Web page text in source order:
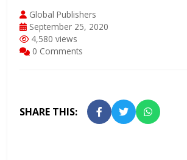
Global Publishers
September 25, 2020
4,580 views
0 Comments
SHARE THIS: